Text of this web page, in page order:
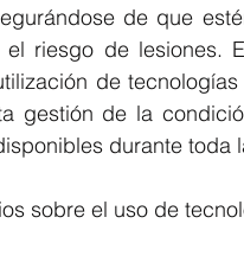
de que
riesgo de lesiones.
de
gestión de la
durante toda
sobre el uso de